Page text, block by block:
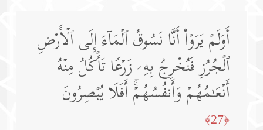
أَوَلَمۡ یَرَوۡا۟ أَنَّا نَسُوقُ ٱلۡمَاۤءَ إِلَى ٱلۡأَرۡضِ
ٱلۡجُرُزِ فَنُخۡرِجُ بِهِۦ زَرۡعࣰا تَأۡكُلُ مِنۡهُ
أَنۡعَـٰمُهُمۡ وَأَنفُسُهُمۡۚ أَفَلَا یُبۡصِرُونَ
﴿27﴾